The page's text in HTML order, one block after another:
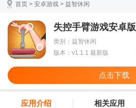
首页 > 安卓游戏 > 益智休闲
失控手臂游戏安卓版
类别：益智休闲
版本：v1.1.1 最新版
点击下载
应用介绍 相关应用